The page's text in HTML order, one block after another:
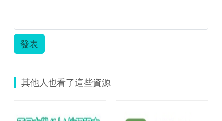
發表
其他人也看了這些資源